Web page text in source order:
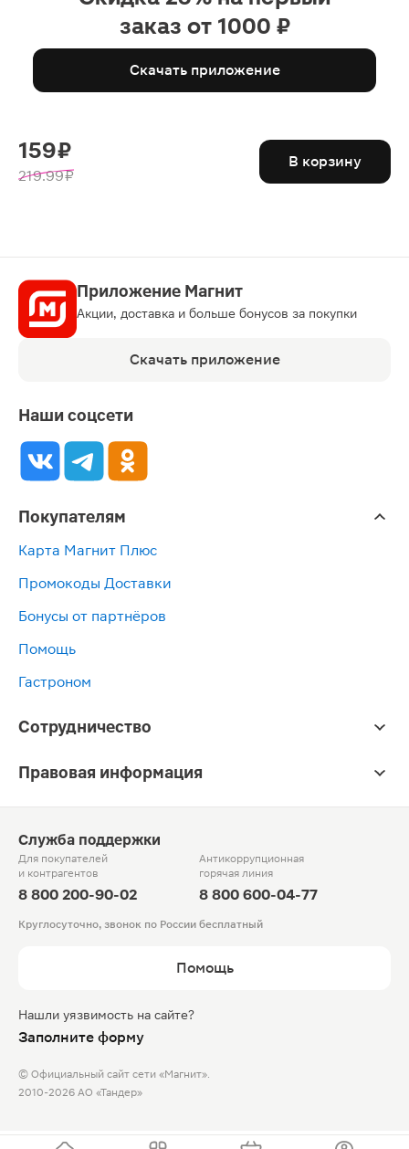
заказ от 1000 ₽
Скачать приложение
159 ₽
219.99 ₽
В корзину
Приложение Магнит
Акции, доставка и больше бонусов за покупки
Скачать приложение
Наши соцсети
Покупателям
Карта Магнит Плюс
Промокоды Доставки
Бонусы от партнёров
Помощь
Гастроном
Сотрудничество
Правовая информация
Служба поддержки
Для покупателей
и контрагентов
8 800 200-90-02
Антикоррупционная
горячая линия
8 800 600-04-77
Круглосуточно, звонок по России бесплатный
Помощь
Нашли уязвимость на сайте?
Заполните форму
© Официальный сайт сети «Магнит».
2010-2026 АО «Тандер»